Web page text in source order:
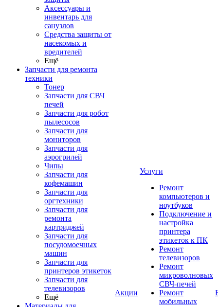
Аксессуары и
инвентарь для
санузлов
Средства защиты от
насекомых и
вредителей
Ещё
Запчасти для ремонта
техники
Тонер
Запчасти для СВЧ
печей
Запчасти для робот
пылесосов
Запчасти для
мониторов
Запчасти для
аэрогрилей
Чипы
Запчасти для
кофемашин
Запчасти для
оргтехники
Запчасти для
ремонта
картриджей
Запчасти для
посудомоечных
машин
Запчасти для
принтеров этикеток
Запчасти для
телевизоров
Ещё
Акции
Услуги
Ремонт
компьютеров и
ноутбуков
Подключение и
настройка
принтера
этикеток к ПК
Ремонт
телевизоров
Ремонт
микроволновых
СВЧ-печей
Ремонт
мобильных